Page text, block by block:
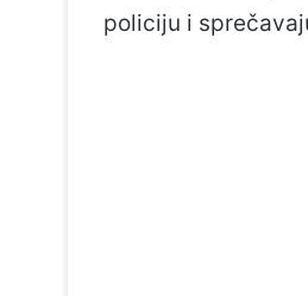
policiju i